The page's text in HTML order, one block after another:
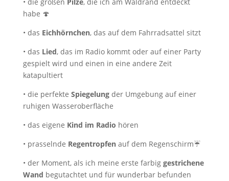
habe 🍄
• das Eichhörnchen, das auf dem Fahrradsattel sitzt
• das Lied, das im Radio kommt oder auf einer Party
gespielt wird und einen in eine andere Zeit
katapultiert
• die perfekte Spiegelungder Umgebung auf einer
ruhigen Wasseroberfläche
• das eigene Kind im Radio hören
• prasselnde Regentropfenauf dem Regenschirm☔️
• der Moment, als ich meine erste farbig gestrichene
Wand begutachtet und für wunderbar befunden